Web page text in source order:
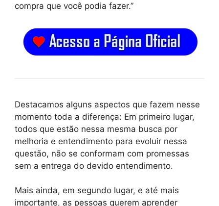
compra que você podia fazer.”
Destacamos alguns aspectos que fazem nesse
momento toda a diferença: Em primeiro lugar,
todos que estão nessa mesma busca por
melhoria e entendimento para evoluir nessa
questão, não se conformam com promessas
sem a entrega do devido entendimento.
Mais ainda, em segundo lugar, e até mais
importante, as pessoas querem aprender